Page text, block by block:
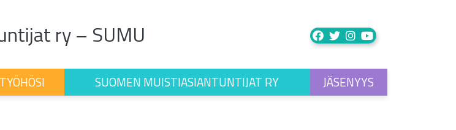
ry – SUMU
SUOMEN MUISTIASIANTUNTIJAT RY JÄSENYYS